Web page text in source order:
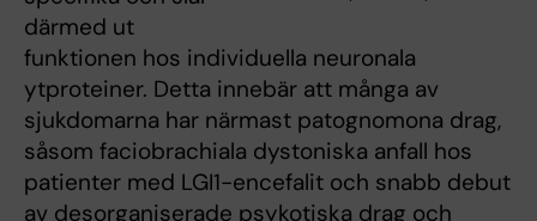
därmed ut
funktionen hos individuella neuronala
ytproteiner. Detta innebär att många av
sjukdomarna har närmast patognomona drag,
såsom faciobrachiala dystoniska anfall hos
patienter med LGI1-encefalit och snabb debut
av desorganiserade psykotiska drag och